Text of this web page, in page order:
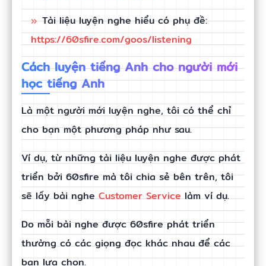
Tài liệu luyện nghe hiểu có phụ đề:
https://60sfire.com/goos/listening
Cách luyện tiếng Anh cho người mới
học tiếng Anh
Là một người mới luyện nghe, tôi có thể chỉ
cho bạn một phương pháp như sau.
Ví dụ, từ những tài liệu luyện nghe được phát
triển bởi 60sfire mà tôi chia sẻ bên trên, tôi
sẽ lấy bài ngheCustomer Servicelàm ví dụ.
Do mỗi bài nghe được 60sfire phát triển
thường có các giọng đọc khác nhau để các
bạn lựa chọn.